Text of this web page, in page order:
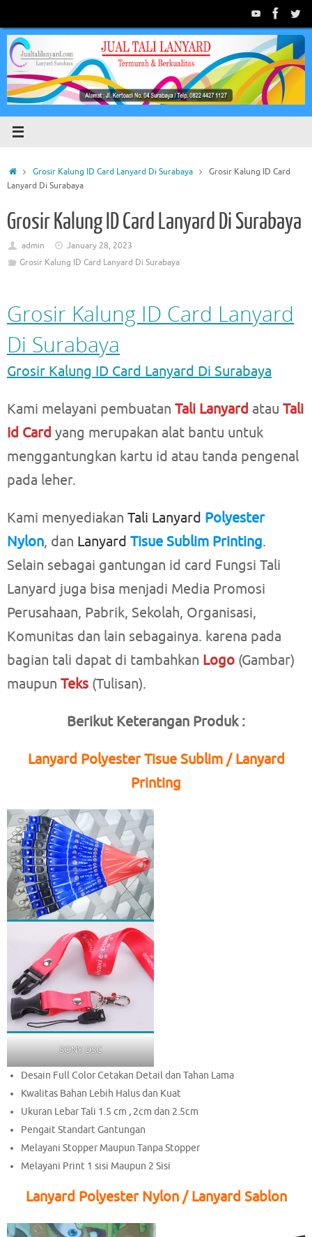
content
HomeGrosir Kalung ID Card Lanyard Di Surabaya
Grosir Kalung ID Card
Lanyard Di Surabaya
Grosir Kalung ID Card Lanyard Di Surabaya
admin
January 28, 2023
Grosir Kalung ID Card Lanyard Di Surabaya
Grosir Kalung ID Card Lanyard
Di Surabaya
Grosir Kalung ID Card Lanyard Di Surabaya
Kami melayani pembuatan Tali Lanyard atau Tali
Id Card yang merupakan alat bantu untuk
menggantungkan kartu id atau tanda pengenal
pada leher.
Kami menyediakan Tali Lanyard Polyester
Nylon, dan Lanyard Tisue Sublim Printing.
Selain sebagai gantungan id card Fungsi Tali
Lanyard juga bisa menjadi Media Promosi
Perusahaan, Pabrik, Sekolah, Organisasi,
Komunitas dan lain sebagainya. karena pada
bagian tali dapat di tambahkan Logo (Gambar)
maupun Teks (Tulisan).
Berikut Keterangan Produk :
Lanyard Polyester Tisue Sublim / Lanyard
Printing
SONY DSC
Desain Full Color Cetakan Detail dan Tahan Lama
Kwalitas Bahan Lebih Halus dan Kuat
Ukuran Lebar Tali 1.5 cm , 2cm dan 2.5cm
Pengait Standart Gantungan
Melayani Stopper Maupun Tanpa Stopper
Melayani Print 1 sisi Maupun 2 Sisi
Lanyard Polyester Nylon / Lanyard Sablon